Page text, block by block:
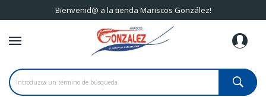
Bienvenid@ a la tienda Mariscos González!